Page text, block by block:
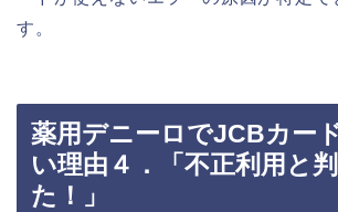
す。
薬用デニーロでJCBカー
い理由４．「不正利用と
た！」